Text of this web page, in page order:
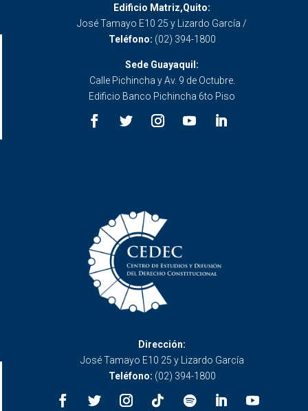
Edificio Matriz,Quito:
José Tamayo E10 25 y Lizardo García /
Teléfono: (02) 394-1800
Sede Guayaquil:
Calle Pichincha y Av. 9 de Octubre.
Edificio Banco Pichincha 6to Piso
Dirección:
José Tamayo E10 25 y Lizardo García
Teléfono: (02) 394-1800